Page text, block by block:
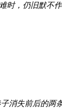
时，仍旧默不
失前后的两